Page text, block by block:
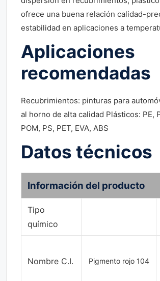
ofrece una buena relación calidad-
estabilidad en aplicaciones a
Aplicaciones
recomendadas
Recubrimientos: pinturas para
al horno de alta calidad Plásticos: PE,
POM, PS, PET, EVA, ABS
Datos técnicos
Información del producto
Tipo
químico
Nombre C.I. Pigmento rojo 104